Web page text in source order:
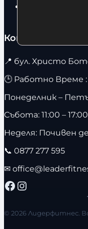
Контакти
📍 бул. Христо
🕒 Работно Време :
Понеделник –
Събота: 11:00 –
Неделя: Почивен
📞 0877 277 595
✉
Facebook Instagram
© 2026 Лидерфитнес.